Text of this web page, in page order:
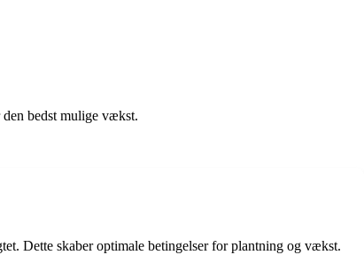
bedst mulige vækst.
Dette skaber optimale betingelser for plantning og vækst.